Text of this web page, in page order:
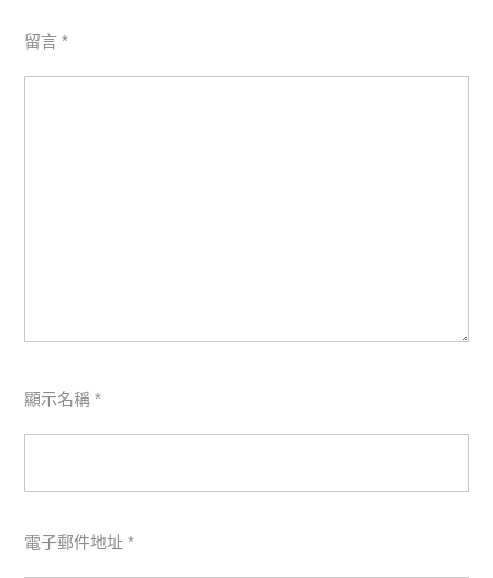
留言 *
顯示名稱 *
電子郵件地址 *